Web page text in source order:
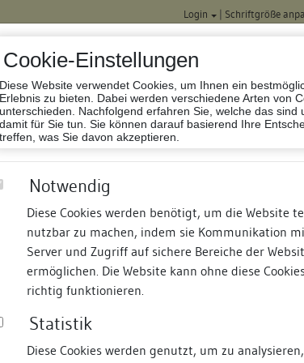
Cookie-Einstellungen
Diese Website verwendet Cookies, um Ihnen ein
Erlebnis zu bieten. Dabei werden verschiedene Arten von
unterschieden. Nachfolgend erfahren Sie, welche das sind
damit für Sie tun. Sie können darauf basierend Ihre
treffen, was Sie davon akzeptieren.
Notwendig
Diese Cookies werden benötigt, um die Website
nutzbar zu machen, indem sie Kommunikation
Server und Zugriff auf sichere Bereiche der
ermöglichen. Die Website kann ohne diese
richtig funktionieren.
Statistik
Diese Cookies werden genutzt, um zu
Login | Schriftgröße
Datenbank
Termine Suche Freie